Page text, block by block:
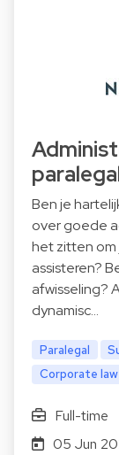
Ben je
over goede
het zitten om
assisteren?
afwisseling?
dynamisc…
Paralegal
Corporate law
Full-time
05 Jun